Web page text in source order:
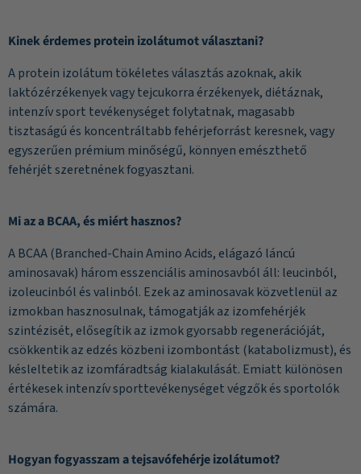
Kinek érdemes protein izolátumot választani?
A protein izolátum tökéletes választás azoknak, akik
laktózérzékenyek vagy tejcukorra érzékenyek, diétáznak,
intenzív sport tevékenységet folytatnak, magasabb
tisztaságú és koncentráltabb fehérjeforrást keresnek, vagy
egyszerűen prémium minőségű, könnyen emészthető
fehérjét szeretnének fogyasztani.
Mi az a BCAA, és miért hasznos?
A BCAA (Branched-Chain Amino Acids, elágazó láncú
aminosavak) három esszenciális aminosavból áll: leucinból,
izoleucinból és valinból. Ezek az aminosavak közvetlenül az
izmokban hasznosulnak, támogatják az izomfehérjék
szintézisét, elősegítik az izmok gyorsabb regenerációját,
csökkentik az edzés közbeni izombontást (katabolizmust), és
késleltetik az izomfáradtság kialakulását. Emiatt különösen
értékesek intenzív sporttevékenységet végzők és sportolók
számára.
Hogyan fogyasszam a tejsavófehérje izolátumot?